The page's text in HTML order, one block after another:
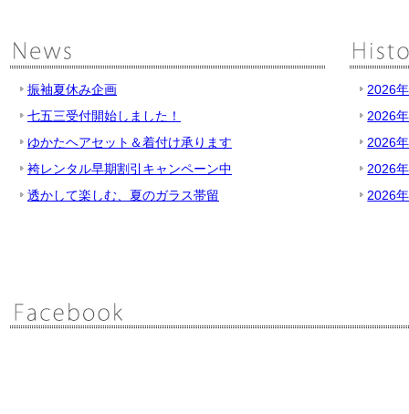
振袖夏休み企画
七五三受付開始しました！
ゆかたヘアセット＆着付け承ります
袴レンタル早期割引キャンペーン中
透かして楽しむ、夏のガラス帯留
2026
2026
2026
2026
2026